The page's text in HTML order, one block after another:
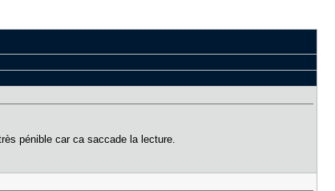
pénible car ca saccade la lecture.